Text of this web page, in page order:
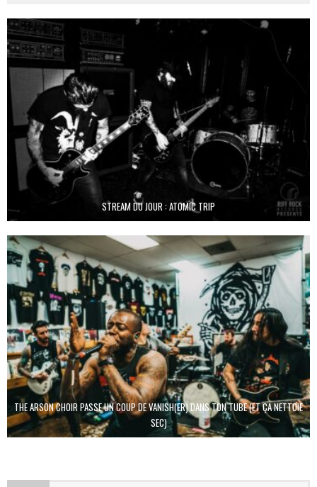
STREAM DU JOUR : ATOMIC TRIP
THE ARSON CHOIR PASSE UN COUP DE VANISH(ER) DANS TON TUBE (ET ÇA NETTOIE
SEC)